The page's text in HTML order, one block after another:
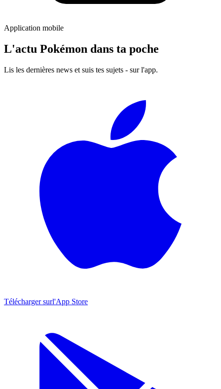
Application mobile
L'actu Pokémon dans ta poche
Lis les dernières news et suis tes sujets - sur l'app.
Télécharger surl'App Store